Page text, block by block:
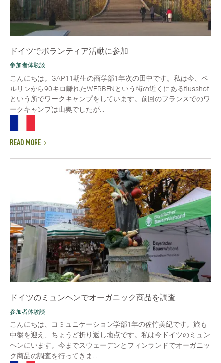
ドイツでボランティア活動に参加
参加者体験談
こんにちは。GAP11期生の商学部1年次の田中です。私は今、ベ
ルリンから90キロ離れたWERBENという街の近くにあるflusshof
という所でワークキャンプをしています。前回のフランスでのワ
ークキャンプは山奥でしたが...
READ MORE
ドイツのミュンヘンでオーガニック商品を調査
参加者体験談
こんにちは、コミュニケーション学部1年の佐竹美紀です。旅も
中盤を迎え、ちょうど折り返し地点です。私は今ドイツのミュン
ヘンにいます。今までスウェーデンとフィンランドでオーガニッ
ク商品の調査を行ってきま...